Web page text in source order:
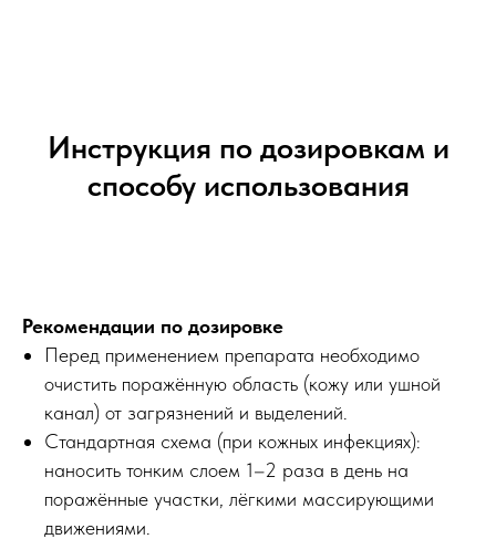
Инструкция по дозировкам и
способу использования
Рекомендации по дозировке
Перед применением препарата необходимо
очистить поражённую область (кожу или ушной
канал) от загрязнений и выделений.
Стандартная схема (при кожных инфекциях):
наносить тонким слоем 1–2 раза в день на
поражённые участки, лёгкими массирующими
движениями.